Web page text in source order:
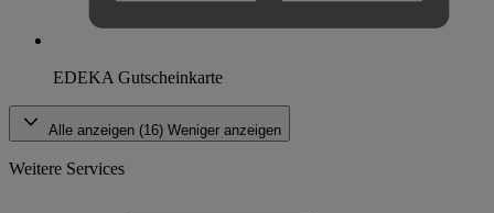
EDEKA Gutscheinkarte
Alle anzeigen (16) Weniger anzeigen
Weitere Services